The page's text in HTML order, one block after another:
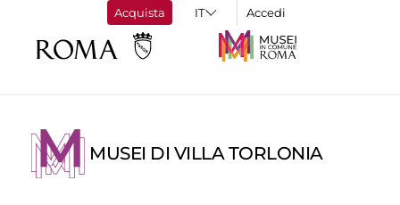
Acquista Accedi
MUSEI DI VILLA TORLONIA